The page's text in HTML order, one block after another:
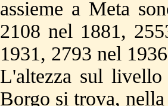
assieme a Meta
2108 nel 1881,
1931, 2793 nel
L'altezza sul
Borgo si trova,